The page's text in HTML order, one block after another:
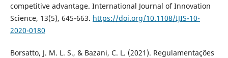
competitive advantage. International Journal of Innovation
Science, 13(5), 645-663. https://doi.org/10.1108/IJIS-10-
2020-0180
Borsatto, J. M. L. S., & Bazani, C. L. (2021). Regulamentações